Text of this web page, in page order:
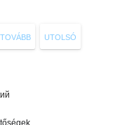
TOVÁBB UTOLSÓ